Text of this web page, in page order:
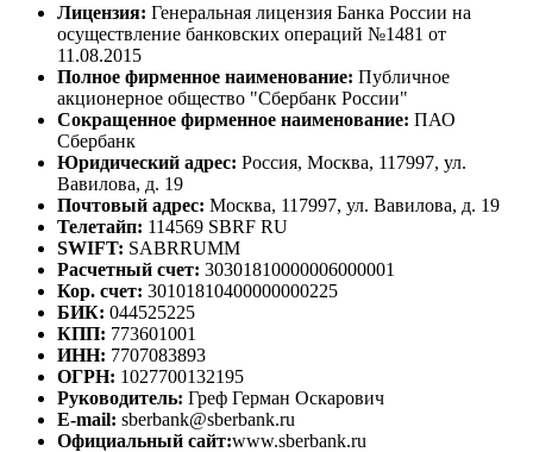
Лицензия: Генеральная лицензия Банка России на
осуществление банковских операций №1481 от
11.08.2015
Полное фирменное наименование: Публичное
акционерное общество "Сбербанк России"
Сокращенное фирменное наименование: ПАО
Сбербанк
Юридический адрес: Россия, Москва, 117997, ул.
Вавилова, д. 19
Почтовый адрес: Москва, 117997, ул. Вавилова, д. 19
Телетайп: 114569 SBRF RU
SWIFT: SABRRUMM
Расчетный счет: 30301810000006000001
Кор. счет: 30101810400000000225
БИК: 044525225
КПП: 773601001
ИНН: 7707083893
ОГРН: 1027700132195
Руководитель: Греф Герман Оскарович
E-mail: sberbank@sberbank.ru
Официальный сайт:www.sberbank.ru